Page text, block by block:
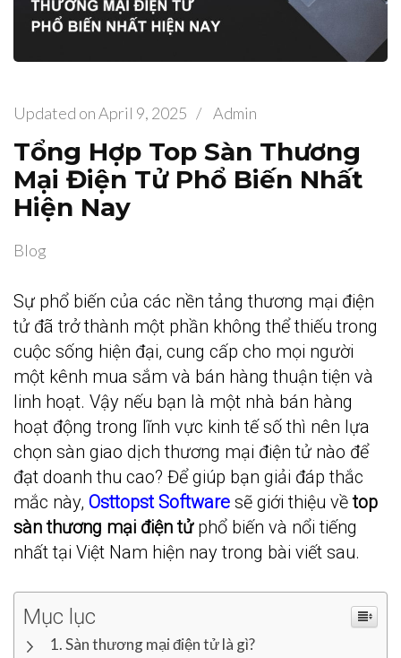
Updated onApril 9, 2025 / Admin
Tổng Hợp Top Sàn Thương
Mại Điện Tử Phổ Biến Nhất
Hiện Nay
Blog
Sự phổ biến của các nền tảng thương mại điện
tử đã trở thành một phần không thể thiếu trong
cuộc sống hiện đại, cung cấp cho mọi người
một kênh mua sắm và bán hàng thuận tiện và
linh hoạt. Vậy nếu bạn là một nhà bán hàng
hoạt động trong lĩnh vực kinh tế số thì nên lựa
chọn sàn giao dịch thương mại điện tử nào để
đạt doanh thu cao? Để giúp bạn giải đáp thắc
mắc này, Osttopst Software sẽ giới thiệu vềtop
sàn thương mại điện tửphổ biến và nổi tiếng
nhất tại Việt Nam hiện nay trong bài viết sau.
Mục lục
Sàn thương mại điện tử là gì?